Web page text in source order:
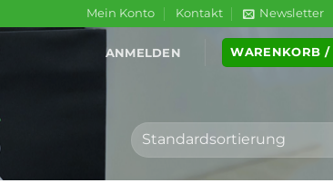
Mein Konto Kontakt Newsletter
ANMELDEN WARENKORB /